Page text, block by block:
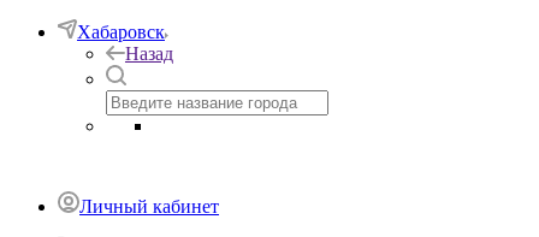
Хабаровск
Назад
Личный кабинет